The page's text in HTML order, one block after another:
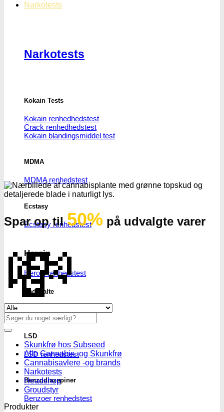
Narkotests
Narkotests
Kokain Tests
Kokain renhedhedstest
Crack renhedhedstest
Kokain blandingsmiddel test
MDMA
MDMA renhedstest
Ecstasy
Ecstasy renhedstest
Heroin
Heroin renhedstest
Badesalte
LSD
LSD renhedstest
Benzodiazepiner
Benzoer renhedstest
Spar op til50% på udvalgte varer
💸
Se alle tilbud her
Søg
efter:
Skunkfrø hos Subseed
Alle Cannabis -og Skunkfrø
Cannabisavlere -og brands
Narkotests
Headshop
Groudstyr
Produkter